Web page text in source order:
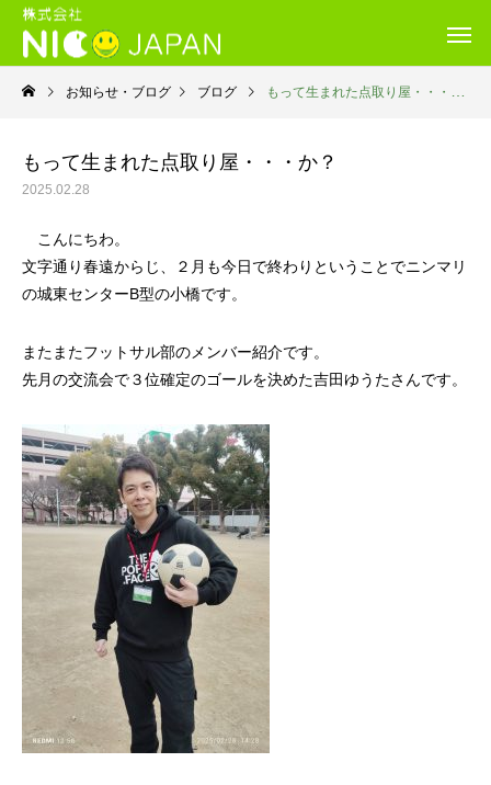
お知らせ・ブログ ブログ もって生まれた点取り屋・・・か？
もって生まれた点取り屋・・・か？
2025.02.28
こんにちわ。
文字通り春遠からじ、２月も今日で終わりということでニンマリ
の城東センターB型の小橋です。
またまたフットサル部のメンバー紹介です。
先月の交流会で３位確定のゴールを決めた吉田ゆうたさんです。